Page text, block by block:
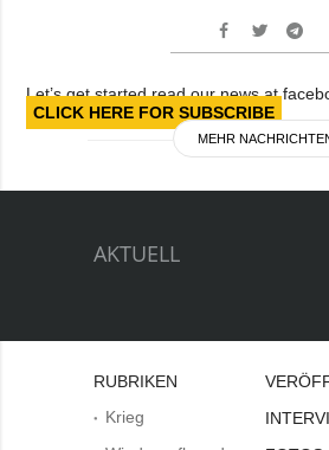
Let’s get started read our news at
CLICK HERE FOR SUBSCRIBE
MEHR
AKTUELL
RUBRIKEN
Krieg